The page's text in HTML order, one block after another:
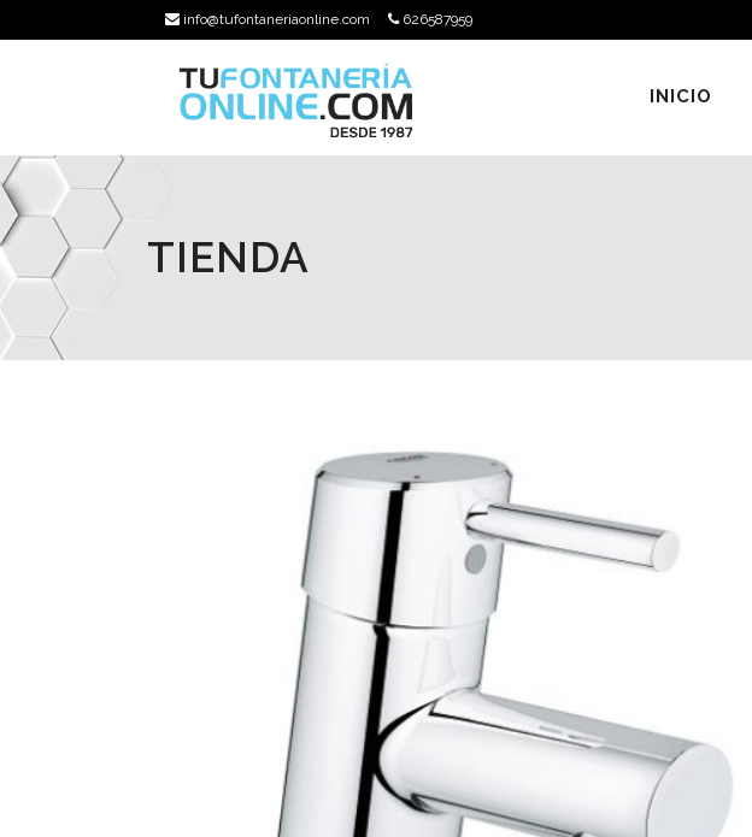
info@tufontaneriaonline.com 626587959
INICIO
TIENDA